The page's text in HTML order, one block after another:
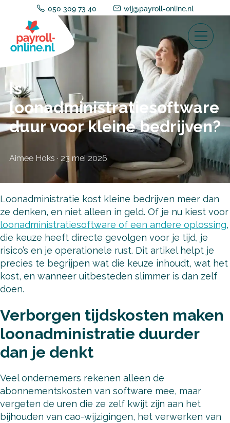
050 309 73 40 wij@payroll-online.nl
Is
loonadministratiesoftware
duur voor kleine bedrijven?
Aimee Hoks · 23 mei 2026
Loonadministratie kost kleine bedrijven meer dan
ze denken, en niet alleen in geld. Of je nu kiest voor
loonadministratiesoftware of een andere oplossing,
die keuze heeft directe gevolgen voor je tijd, je
risico’s en je operationele rust. Dit artikel helpt je
precies te begrijpen wat die keuze inhoudt, wat het
kost, en wanneer uitbesteden slimmer is dan zelf
doen.
Verborgen tijdskosten maken
loonadministratie duurder
dan je denkt
Veel ondernemers rekenen alleen de
abonnementskosten van software mee, maar
vergeten de uren die ze zelf kwijt zijn aan het
bijhouden van cao-wijzigingen, het verwerken van